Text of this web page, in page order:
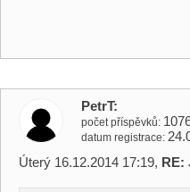
PetrT
počet příspěvků
datum registrace
Úterý 16.12.2014 17:19, RE: